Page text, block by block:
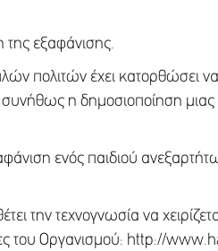
εξαφάνισης.
πολιτών έχει κατορθώσει να
συνήθως η δημοσιοποίηση
ενός παιδιού
την τεχνογνωσία να
του Οργανισμού: http://